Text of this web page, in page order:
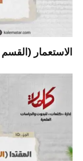
الاستعمار (القسم